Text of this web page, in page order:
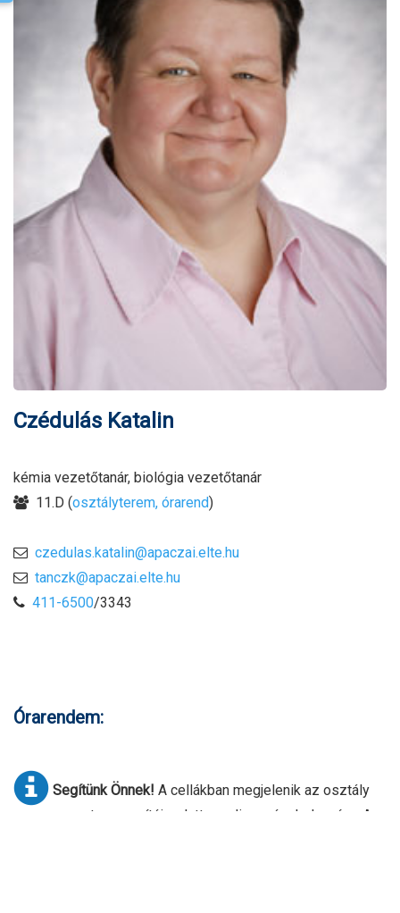
Czédulás Katalin
kémia vezetőtanár, biológia vezetőtanár
11.D (osztályterem, órarend)
czedulas.katalin@apaczai.elte.hu
tanczk@apaczai.elte.hu
411-6500/3343
Órarendem:
Segítünk Önnek! A cellákban megjelenik az osztály
vagy csoport azonosítója, alatta pedig az óra helyszíne. A